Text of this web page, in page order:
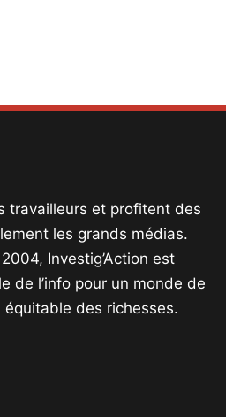
travailleurs et profitent des
les grands médias.
Investig’Action est
de l’info pour un monde de
des richesses.